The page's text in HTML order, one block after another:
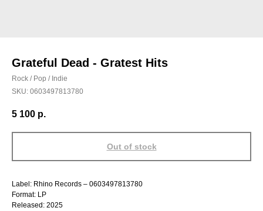
Grateful Dead - Gratest Hits
Rock / Pop / Indie
SKU: 0603497813780
5 100 р.
Out of stock
Label: Rhino Records – 0603497813780
Format: LP
Released: 2025